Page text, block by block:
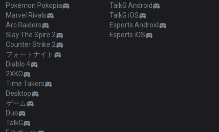
Pokémon Pokopia
Marvel Rivals
Arc Raiders
Slay The Spire 2
Counter Strike 2
フォートナイト
Diablo 4
2XKO
Time Takers
Desktop
ゲーム
Duo
TalkG
TalkG Android
TalkG iOS
Esports Android
Esports iOS